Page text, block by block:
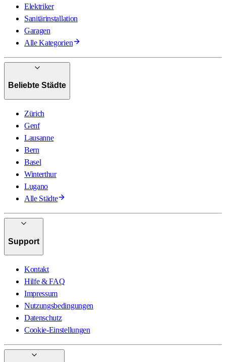
Elektriker
Sanitärinstallation
Garagen
Alle Kategorien
Beliebte Städte
Zürich
Genf
Lausanne
Bern
Basel
Winterthur
Lugano
Alle Städte
Support
Kontakt
Hilfe & FAQ
Impressum
Nutzungsbedingungen
Datenschutz
Cookie-Einstellungen